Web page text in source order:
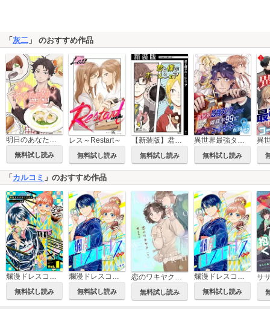
「 灰二 」 のおすすめ作品
無料試し読み
レス～Restart～
無料試し読み 無料試し読み 無料試し読み
「カルコミ 」のおすすめ作品
爛漫ドレスコードレス 【描き下ろし漫画付き】
無料試し読み
爛漫ドレスコードレス
無料試し読み
恋のワキヤク【単行本版／描き下ろし漫画付き】
無料試し読み
爛漫ドレスコードレス【フルカラー】【タテヨミ】
無料試し読み